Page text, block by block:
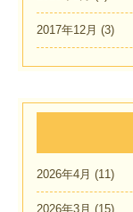
2017年12月 (3)
2026年4月 (11)
2026年3月 (15)